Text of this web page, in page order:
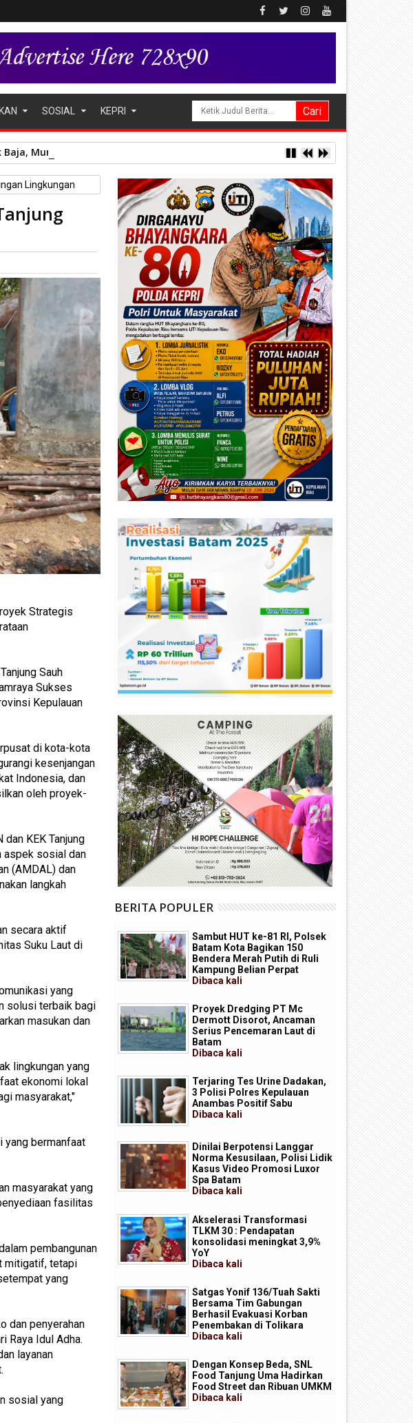
SOSIAL KEPRI
Murni Sengketa Hak Asuh
Lingkungan
Strategis
Sauh
Sukses
Kepulauan
di kota-kota
kesenjangan
Indonesia, dan
oleh proyek-
KEK Tanjung
aspek sosial dan
(AMDAL) dan
langkah
secara aktif
Suku Laut di
yang
solusi terbaik bagi
masukan dan
lingkungan yang
ekonomi lokal
masyarakat,"
yang bermanfaat
masyarakat yang
fasilitas
pembangunan
mitigatif, tetapi
yang
dan penyerahan
Raya Idul Adha.
layanan
sosial yang
BERITA POPULER
Sambut HUT ke-81 RI, Polsek
Batam Kota Bagikan 150
Bendera Merah Putih di Ruli
Kampung Belian Perpat
Dibaca kali
Proyek Dredging PT Mc
Dermott Disorot, Ancaman
Serius Pencemaran Laut di
Batam
Dibaca kali
Terjaring Tes Urine Dadakan,
3 Polisi Polres Kepulauan
Anambas Positif Sabu
Dibaca kali
Dinilai Berpotensi Langgar
Norma Kesusilaan, Polisi Lidik
Kasus Video Promosi Luxor
Spa Batam
Dibaca kali
Akselerasi Transformasi
TLKM 30 : Pendapatan
konsolidasi meningkat 3,9%
YoY
Dibaca kali
Satgas Yonif 136/Tuah Sakti
Bersama Tim Gabungan
Berhasil Evakuasi Korban
Penembakan di Tolikara
Dibaca kali
Dengan Konsep Beda, SNL
Food Tanjung Uma Hadirkan
Food Street dan Ribuan UMKM
Dibaca kali